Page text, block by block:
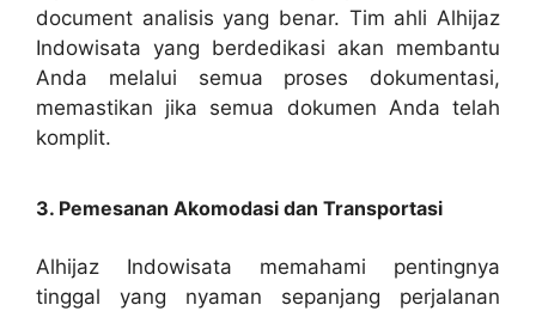
document analisis yang benar. Tim ahli Alhijaz
Indowisata yang berdedikasi akan membantu
Anda melalui semua proses dokumentasi,
memastikan jika semua dokumen Anda telah
komplit.
3. Pemesanan Akomodasi dan Transportasi
Alhijaz Indowisata memahami pentingnya
tinggal yang nyaman sepanjang perjalanan